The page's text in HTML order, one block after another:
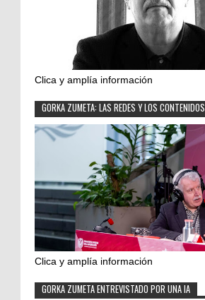
Clica y amplía información
GORKA ZUMETA: LAS REDES Y LOS CONTENIDOS
Clica y amplía información
GORKA ZUMETA ENTREVISTADO POR UNA IA